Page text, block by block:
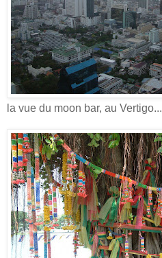
la vue du moon bar, au Vertigo...